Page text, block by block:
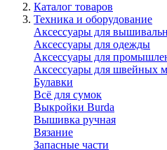
Каталог товаров
Техника и оборудование
Аксессуары для
Аксессуары для одежды
Аксессуары для
Аксессуары для швейных
Булавки
Всё для сумок
Выкройки Burda
Вышивка ручная
Вязание
Запасные части